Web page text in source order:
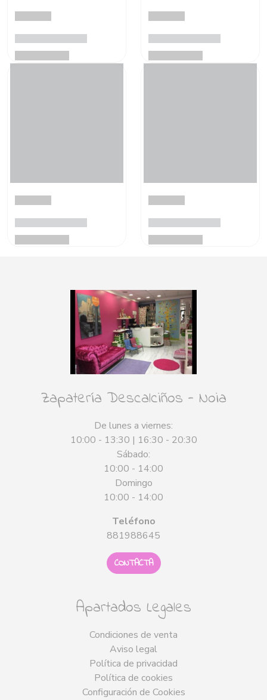
Zapatería Descalciños - Noia
De lunes a viernes:
10:00 - 13:30 | 16:30 - 20:30
Sábado:
10:00 - 14:00
Domingo
10:00 - 14:00
Teléfono
881988645
CONTACTA
Apartados Legales
Condiciones de venta
Aviso legal
Política de privacidad
Política de cookies
Configuración de Cookies